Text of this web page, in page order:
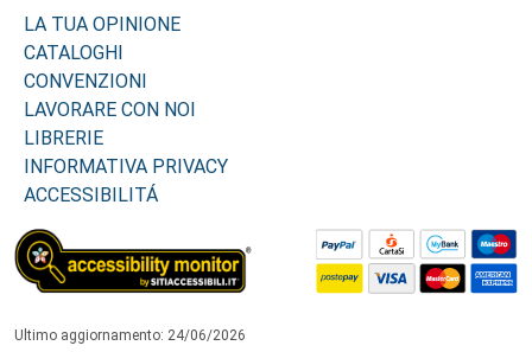
LA TUA OPINIONE
CATALOGHI
CONVENZIONI
LAVORARE CON NOI
LIBRERIE
INFORMATIVA PRIVACY
ACCESSIBILITÁ
Ultimo aggiornamento: 24/06/2026